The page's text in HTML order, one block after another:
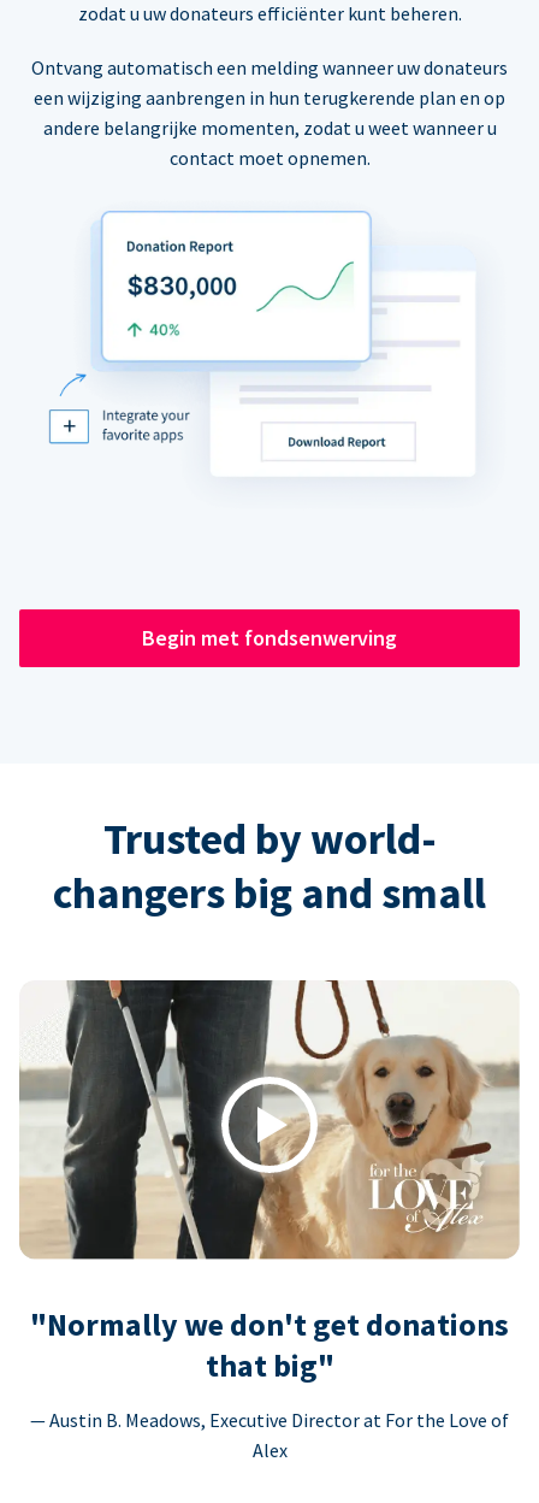
zodat u uw donateurs efficiënter kunt beheren.
Ontvang automatisch een melding wanneer uw donateurs
een wijziging aanbrengen in hun terugkerende plan en op
andere belangrijke momenten, zodat u weet wanneer u
contact moet opnemen.
Begin met fondsenwerving
Trusted by world-
changers big and small
Play
"Normally we don't get donations
that big"
— Austin B. Meadows, Executive Director at For the Love of
Alex